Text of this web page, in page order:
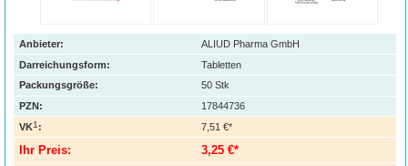
Anbieter:
ALIUD Pharma GmbH
Darreichungsform:
Tabletten
Packungsgröße:
50 Stk
PZN:
17844736
VK1: 7,51 €*
Ihr Preis: 3,25 €*